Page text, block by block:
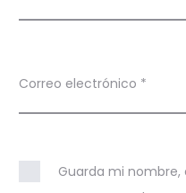
Correo electrónico *
Guarda mi